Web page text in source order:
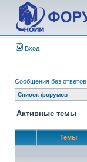
Вход
Сообщения без ответов
Список форумов
Активные темы
Темы